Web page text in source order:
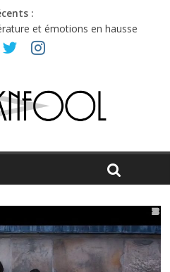
:
et émotions en hausse
de choisir entre chaleur et bonne
: entre bière, métal et
de pop du Professeur Puth
coup de chaud au café Atlantik